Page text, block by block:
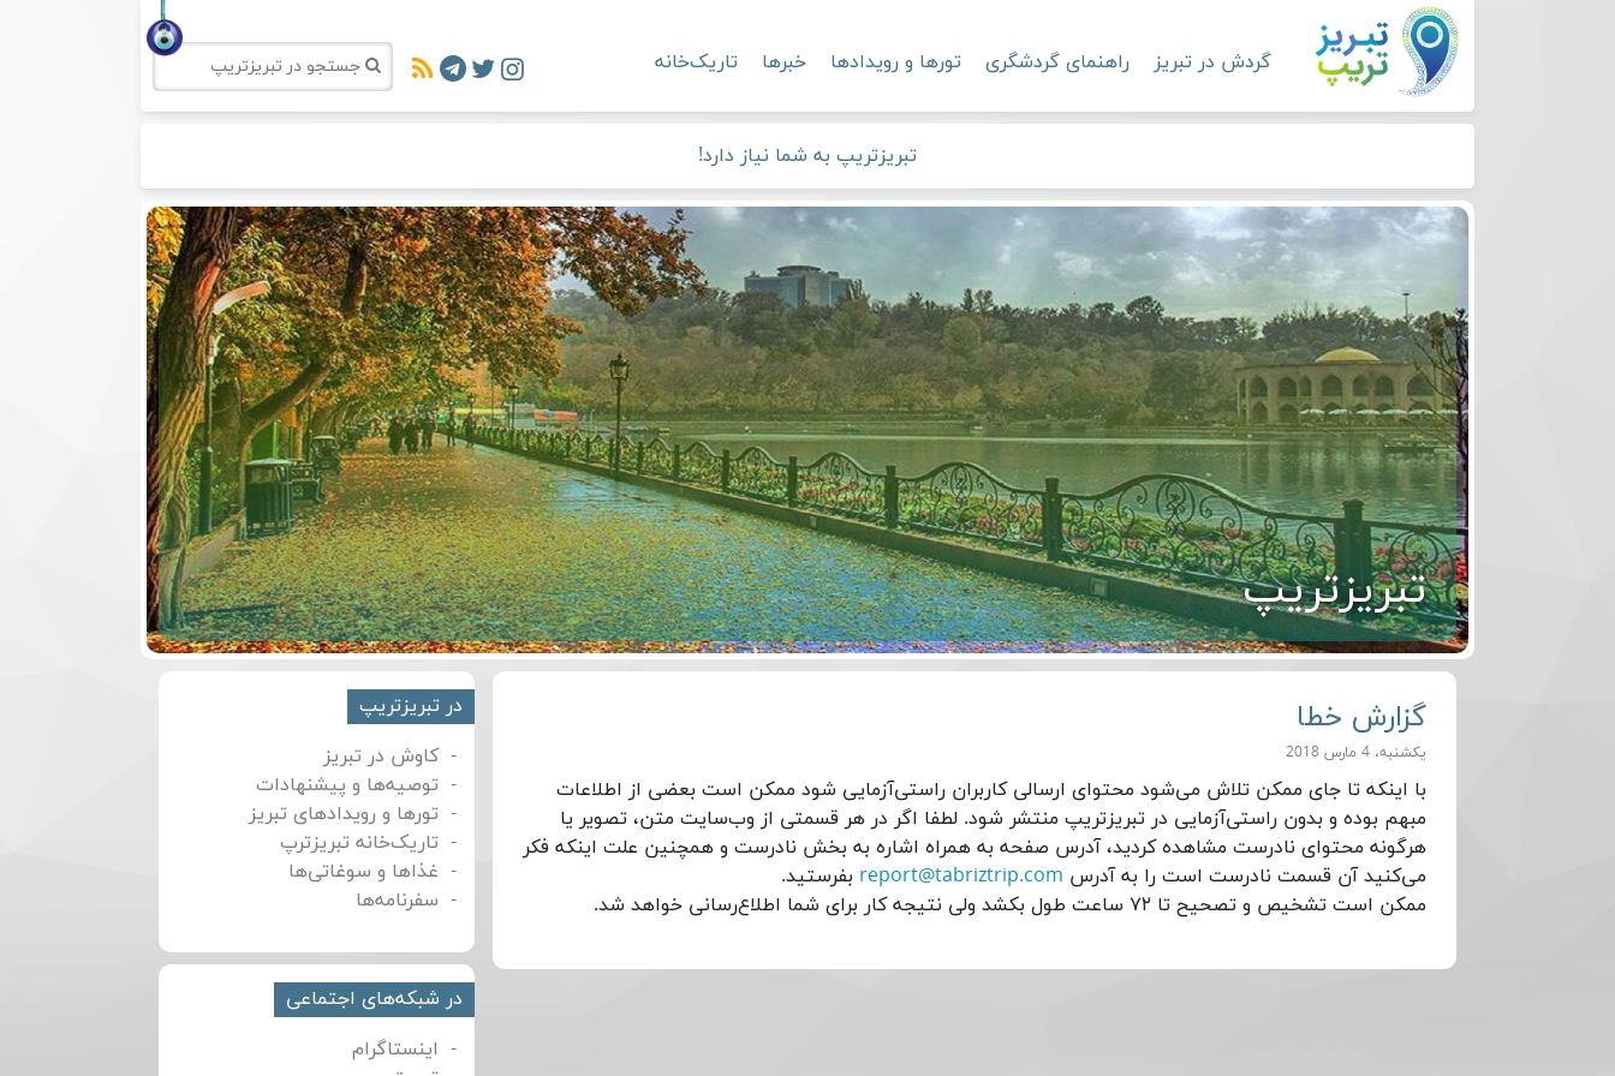
گردش در تبریز راهنمای گردشگری تورها و رویدادها خبرها تاریک‌خانه
تبریزتریپ به شما نیاز دارد!
تبریزتریپ
گزارش خطا
یکشنبه، 4 مارس 2018
با اینکه تا جای ممکن تلاش می‌شود محتوای ارسالی کاربران راستی‌آزمایی شود ممکن است بعضی از اطلاعات
مبهم بوده و بدون راستی‌آزمایی در تبریزتریپ منتشر شود. لطفا اگر در هر قسمتی از وب‌سایت متن، تصویر یا
هرگونه محتوای نادرست مشاهده کردید، آدرس صفحه به همراه اشاره به بخش نادرست و همچنین علت اینکه فکر
می‌کنید آن قسمت نادرست است را به آدرس report@tabriztrip.com بفرستید.
ممکن است تشخیص و تصحیح تا ۷۲ ساعت طول بکشد ولی نتیجه کار برای شما اطلاع‌رسانی خواهد شد.
در تبریزتریپ
کاوش در تبریز
توصیه‌ها و پیشنهادات
تورها و رویدادهای تبریز
تاریک‌خانه تبریزترپ
غذاها و سوغاتی‌ها
سفرنامه‌ها
در شبکه‌های اجتماعی
اینستاگرام